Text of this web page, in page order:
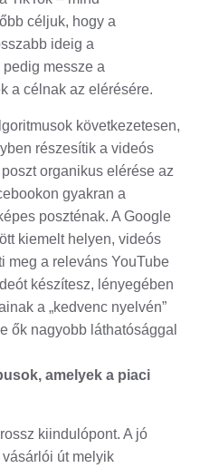
céljuk, hogy a
ideig a
messze a
a célnak az elérésére.
következetesen,
részesítik a videós
organikus elérése az
gyakran a
poszténak. A Google
kiemelt helyen, videós
meg a releváns YouTube
készítesz, lényegében
a „kedvenc nyelvén”
ők nagyobb láthatósággal
amelyek a piaci
kiindulópont. A jó
út melyik